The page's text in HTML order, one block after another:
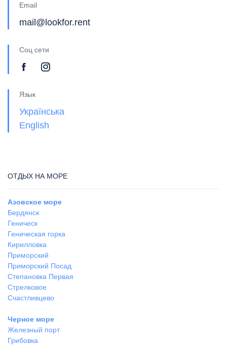
Email
mail@lookfor.rent
Соц сети
Язык
Українська
English
ОТДЫХ НА МОРЕ
Азовское море
Бердянск
Геническ
Геническая горка
Кирилловка
Приморский
Приморский Посад
Степановка Первая
Стрелковое
Счастливцево
Черное море
Железный порт
Грибовка